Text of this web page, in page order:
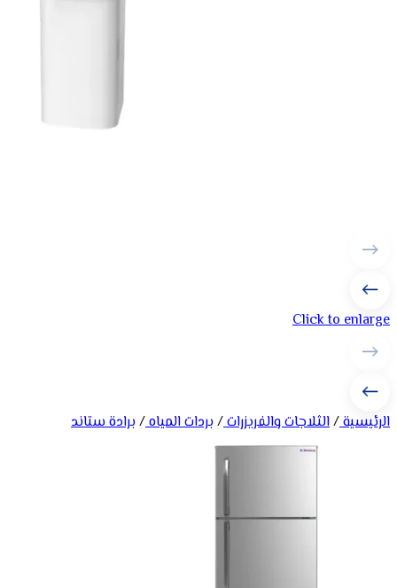
Click to enlarge
الرئيسية/الثلاجات والفريزرات/ بردات المياه/ برادة ستاند